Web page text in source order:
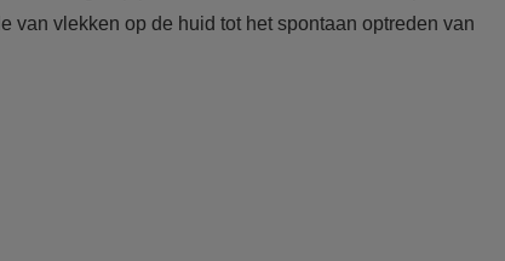
van vlekken op de huid tot het spontaan optreden van